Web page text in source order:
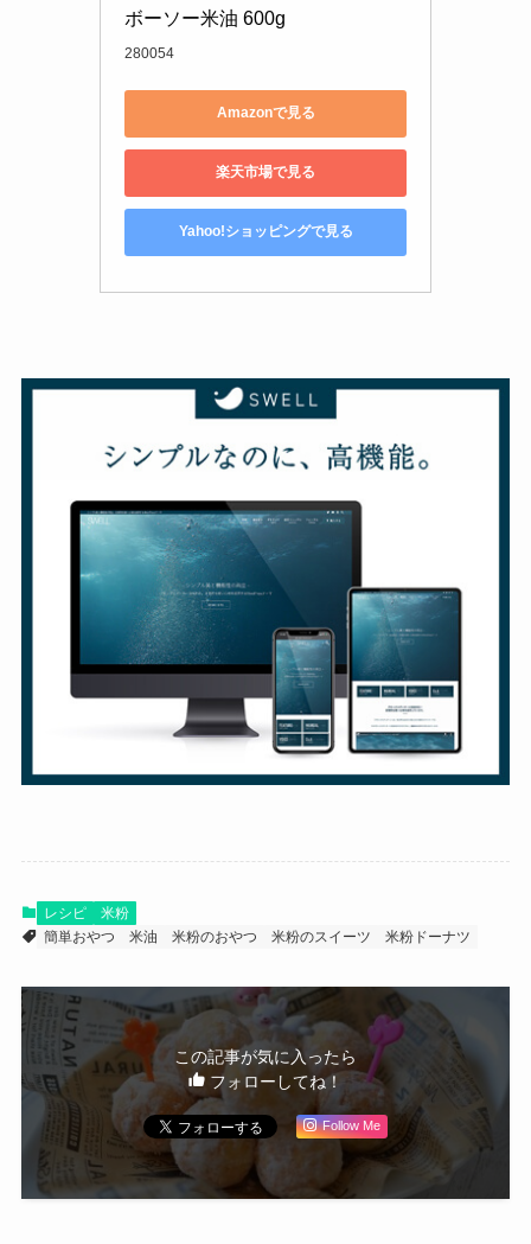
ボーソー米油 600g
280054
Amazonで見る
楽天市場で見る
Yahoo!ショッピングで見る
レシピ
米粉
簡単おやつ
米油 米粉のおやつ 米粉のスイーツ 米粉ドーナツ
この記事が気に入ったら
フォローしてね！
Follow Me